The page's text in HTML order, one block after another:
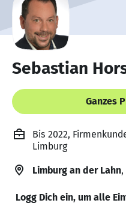
Sebastian
Ganzes
Bis 2022,
Limburg
Limburg an der Lahn
Logg Dich ein, um alle